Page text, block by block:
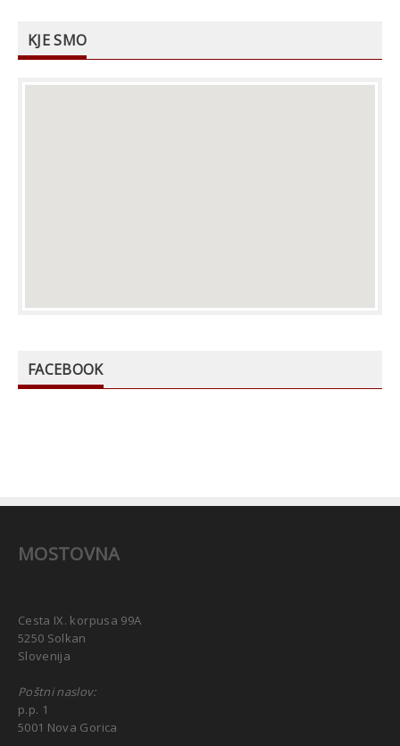
KJE SMO
FACEBOOK
MOSTOVNA
Cesta IX. korpusa 99A
5250 Solkan
Slovenija
Poštni naslov:
p.p. 1
5001 Nova Gorica